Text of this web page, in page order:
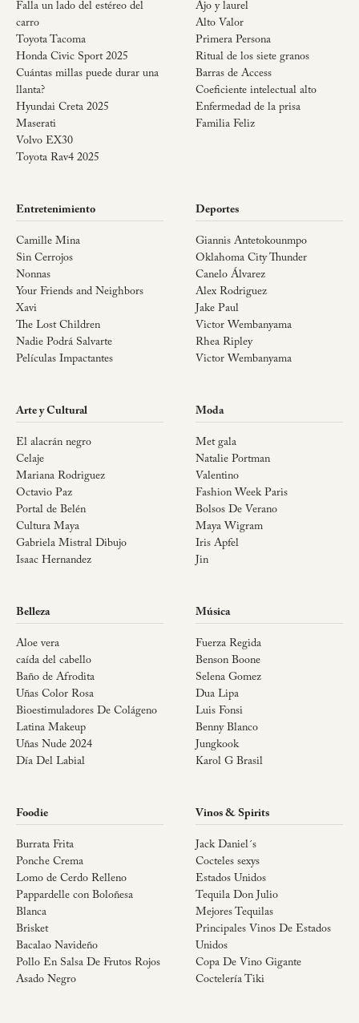
Falla un lado del estéreo del
carro
Toyota Tacoma
Honda Civic Sport 2025
Cuántas millas puede durar una
llanta?
Hyundai Creta 2025
Maserati
Volvo EX30
Toyota Rav4 2025
Ajo y laurel
Alto Valor
Primera Persona
Ritual de los siete granos
Barras de Access
Coeficiente intelectual alto
Enfermedad de la prisa
Familia Feliz
Entretenimiento
Camille Mina
Sin Cerrojos
Nonnas
Your Friends and Neighbors
Xavi
The Lost Children
Nadie Podrá Salvarte
Películas Impactantes
Deportes
Giannis Antetokounmpo
Oklahoma City Thunder
Canelo Álvarez
Alex Rodriguez
Jake Paul
Victor Wembanyama
Rhea Ripley
Victor Wembanyama
Arte y Cultural
El alacrán negro
Celaje
Mariana Rodriguez
Octavio Paz
Portal de Belén
Cultura Maya
Gabriela Mistral Dibujo
Isaac Hernandez
Moda
Met gala
Natalie Portman
Valentino
Fashion Week Paris
Bolsos De Verano
Maya Wigram
Iris Apfel
Jin
Belleza
Aloe vera
caída del cabello
Baño de Afrodita
Uñas Color Rosa
Bioestimuladores De Colágeno
Latina Makeup
Uñas Nude 2024
Día Del Labial
Música
Fuerza Regida
Benson Boone
Selena Gomez
Dua Lipa
Luis Fonsi
Benny Blanco
Jungkook
Karol G Brasil
Foodie
Burrata Frita
Ponche Crema
Lomo de Cerdo Relleno
Pappardelle con Boloñesa
Blanca
Brisket
Bacalao Navideño
Pollo En Salsa De Frutos Rojos
Asado Negro
Vinos & Spirits
Jack Daniel´s
Cocteles sexys
Estados Unidos
Tequila Don Julio
Mejores Tequilas
Principales Vinos De Estados
Unidos
Copa De Vino Gigante
Coctelería Tiki